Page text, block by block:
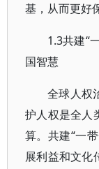
基，从而更好
1.3共建“
国智慧
全球人权
护人权是全人
算。共建“一
展利益和文化